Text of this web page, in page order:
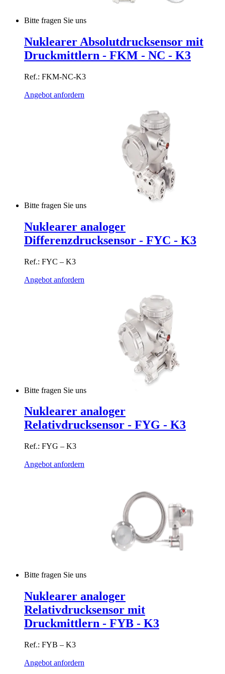
Bitte fragen Sie uns
Nuklearer Absolutdrucksensor mit
Druckmittlern - FKM - NC - K3
Ref.: FKM-NC-K3
Angebot anfordern
Bitte fragen Sie uns
Nuklearer analoger
Differenzdrucksensor - FYC - K3
Ref.: FYC – K3
Angebot anfordern
Bitte fragen Sie uns
Nuklearer analoger
Relativdrucksensor - FYG - K3
Ref.: FYG – K3
Angebot anfordern
Bitte fragen Sie uns
Nuklearer analoger
Relativdrucksensor mit
Druckmittlern - FYB - K3
Ref.: FYB – K3
Angebot anfordern